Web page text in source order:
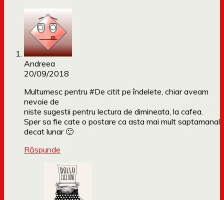
Andreea
20/09/2018
Multumesc pentru #De citit pe îndelete, chiar aveam
nevoie de
niste sugestii pentru lectura de dimineata, la cafea.
Sper sa fie cate o postare ca asta mai mult saptamanal
decat lunar 🙂
Răspunde